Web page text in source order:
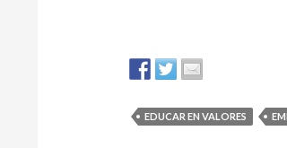
EDUCAR EN VALORES